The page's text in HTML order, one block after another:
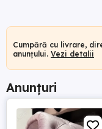
Cumpără cu livrare,
anunțului. Vezi detalii
Anunțuri